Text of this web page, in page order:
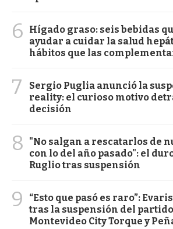
6
Hígado graso: seis bebidas
ayudar a cuidar la salud
hábitos que las
7
Sergio Puglia anunció la
reality: el curioso motivo
decisión
8
"No salgan a rescatarlos de
con lo del año pasado": el
Ruglio tras suspensión
9
“Esto que pasó es raro”:
tras la suspensión del
Montevideo City Torque y